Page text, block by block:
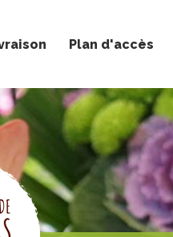
Plan d'accès